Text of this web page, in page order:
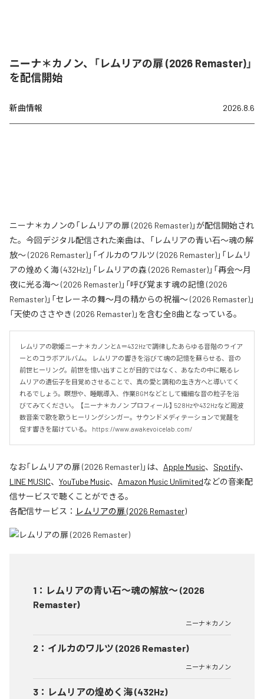
ニーナ＊カノン、「レムリアの扉 (2026 Remaster)」
を配信開始
新曲情報 2026.8.6
ニーナ＊カノンの「レムリアの扉 (2026 Remaster)」が配信開始され
た。今回デジタル配信された楽曲は、「レムリアの青い石〜魂の解
放〜 (2026 Remaster)」「イルカのワルツ (2026 Remaster)」「レムリ
アの煌めく海 (432Hz)」「レムリアの森 (2026 Remaster)」「再会〜月
夜に光る海〜 (2026 Remaster)」「呼び覚ます魂の記憶 (2026
Remaster)」「セレーネの舞〜月の精からの祝福〜 (2026 Remaster)」
「天使のささやき (2026 Remaster)」を含む全8曲となっている。
レムリアの歌姫ニーナ＊カノンとA＝432Hzで調律したあらゆる音階のライア
ーとのコラボアルバム。 レムリアの響きを浴びて魂の記憶を蘇らせる、音の
前世ヒーリング。前世を憶い出すことが目的ではなく、あなたの中に眠るレ
ムリアの遺伝子を目覚めさせることで、真の愛と調和の生き方へと導いてく
れるでしょう。瞑想や、睡眠導入、作業BGMなどとして繊細な音の粒子を浴
びてみてください。  【ニーナ＊カノン プロフィール】 528Hzや432Hzなど周波
数音楽で歌を歌うヒーリングシンガー。サウンドメディテーションで覚醒を
促す響きを届けている。 https://www.awakevoicelab.com/
なお「レムリアの扉 (2026 Remaster)」は、 Apple Music、 Spotify、
LINE MUSIC、 YouTube Music、 Amazon Music Unlimitedなどの音楽配
信サービスで聴くことができる。
各配信サービス： レムリアの扉 (2026 Remaster)
1 ： レムリアの青い石〜魂の解放〜 (2026
Remaster)
ニーナ＊カノン
2 ： イルカのワルツ (2026 Remaster)
ニーナ＊カノン
3 ： レムリアの煌めく海 (432Hz)